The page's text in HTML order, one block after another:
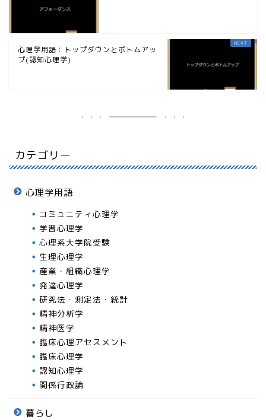
心理学用語：トップダウンとボトムアッ
プ(認知心理学)
カテゴリー
心理学用語
コミュニティ心理学
学習心理学
心理系大学院受験
生理心理学
産業・組織心理学
発達心理学
研究法・測定法・統計
精神分析学
精神医学
臨床心理アセスメント
臨床心理学
認知心理学
関係行政論
暮らし